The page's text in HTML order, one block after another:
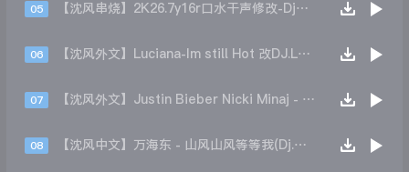
05 【沈风串烧】2K26.7y16r口水干声修改-Dj东东Remix
06 【沈风外文】Luciana-Im still Hot 改DJ.LoZe
07 【沈风外文】Justin Bieber Nicki Minaj - Beauty And A Beat (DjHope小春 Extended Mix)
08 【沈风中文】万海东 - 山风山风等等我(Dj.阿洋 Extended Mix)